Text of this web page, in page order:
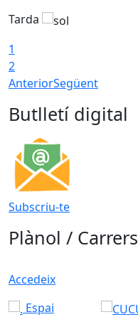
Tarda
1
2
AnteriorSegüent
Butlletí digital
Subscriu-te
Plànol / Carrers
Accedeix
Espai